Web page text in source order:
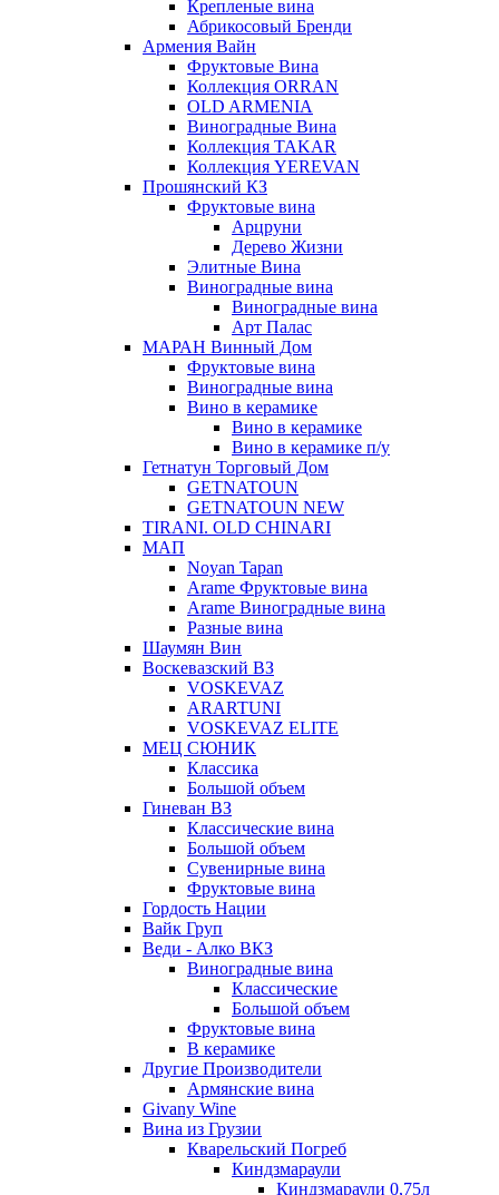
Крепленые вина
Абрикосовый Бренди
Армения Вайн
Фруктовые Вина
Коллекция ORRAN
OLD ARMENIA
Виноградные Вина
Коллекция TAKAR
Коллекция YEREVAN
Прошянский КЗ
Фруктовые вина
Арцруни
Дерево Жизни
Элитные Вина
Виноградные вина
Виноградные вина
Арт Палас
МАРАН Винный Дом
Фруктовые вина
Виноградные вина
Вино в керамике
Вино в керамике
Вино в керамике п/у
Гетнатун Торговый Дом
GETNATOUN
GETNATOUN NEW
TIRANI. OLD CHINARI
МАП
Noyan Tapan
Arame Фруктовые вина
Arame Виноградные вина
Разные вина
Шаумян Вин
Воскевазский ВЗ
VOSKEVAZ
ARARTUNI
VOSKEVAZ ELITE
МЕЦ СЮНИК
Классика
Большой объем
Гиневан ВЗ
Классические вина
Большой объем
Сувенирные вина
Фруктовые вина
Гордость Нации
Вайк Груп
Веди - Алко ВКЗ
Виноградные вина
Классические
Большой объем
Фруктовые вина
В керамике
Другие Производители
Армянские вина
Givany Wine
Вина из Грузии
Кварельский Погреб
Киндзмараули
Киндзмараули 0,75л